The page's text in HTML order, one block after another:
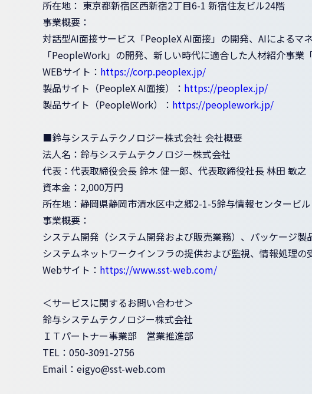
所在地： 東京都新宿区西新宿2丁目6-1 新宿住友ビル24階
事業概要：
対話型AI面接サービス「PeopleX AI面接」の開発、AIによる
「PeopleWork」の開発、新しい時代に適合した人材紹介事業
WEBサイト： https://corp.peoplex.jp/
製品サイト（PeopleX AI面接）： https://peoplex.jp/
製品サイト（PeopleWork）： https://peoplework.jp/
■鈴与システムテクノロジー株式会社 会社概要
法人名：鈴与システムテクノロジー株式会社
代表：代表取締役会長 鈴木 健一郎、代表取締役社長 林田 敏之
資本金：2,000万円
所在地：静岡県静岡市清水区中之郷2-1-5鈴与情報センタービル
事業概要：
システム開発（システム開発および販売業務）、パッケージ
システムネットワークインフラの提供および監視、情報処理の
Webサイト： https://www.sst-web.com/
＜サービスに関するお問い合わせ＞
鈴与システムテクノロジー株式会社
ＩＴパートナー事業部 営業推進部
TEL：050-3091-2756
Email：eigyo@sst-web.com